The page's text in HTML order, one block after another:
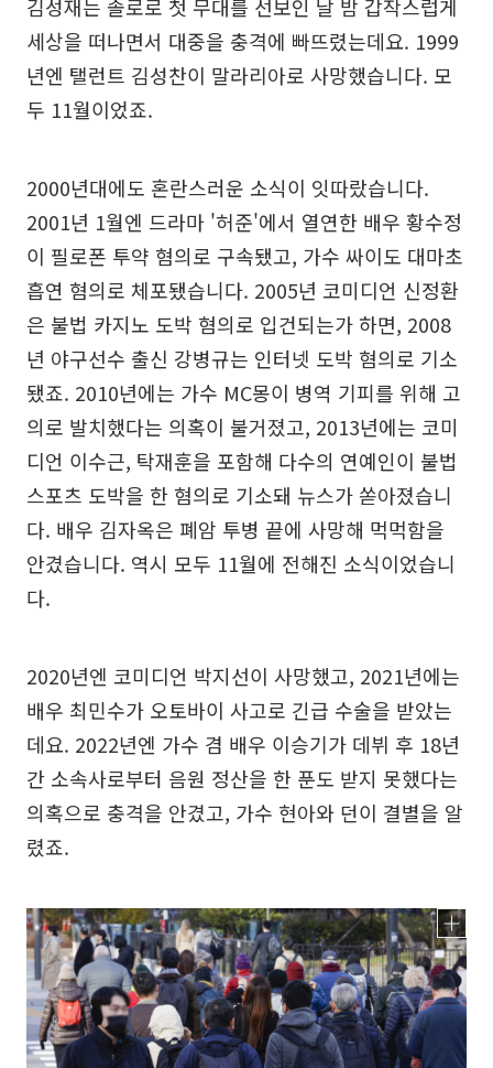
김성재는 솔로로 첫 무대를 선보인 날 밤 갑작스럽게
세상을 떠나면서 대중을 충격에 빠뜨렸는데요. 1999
년엔 탤런트 김성찬이 말라리아로 사망했습니다. 모
두 11월이었죠.
2000년대에도 혼란스러운 소식이 잇따랐습니다.
2001년 1월엔 드라마 '허준'에서 열연한 배우 황수정
이 필로폰 투약 혐의로 구속됐고, 가수 싸이도 대마초
흡연 혐의로 체포됐습니다. 2005년 코미디언 신정환
은 불법 카지노 도박 혐의로 입건되는가 하면, 2008
년 야구선수 출신 강병규는 인터넷 도박 혐의로 기소
됐죠. 2010년에는 가수 MC몽이 병역 기피를 위해 고
의로 발치했다는 의혹이 불거졌고, 2013년에는 코미
디언 이수근, 탁재훈을 포함해 다수의 연예인이 불법
스포츠 도박을 한 혐의로 기소돼 뉴스가 쏟아졌습니
다. 배우 김자옥은 폐암 투병 끝에 사망해 먹먹함을
안겼습니다. 역시 모두 11월에 전해진 소식이었습니
다.
2020년엔 코미디언 박지선이 사망했고, 2021년에는
배우 최민수가 오토바이 사고로 긴급 수술을 받았는
데요. 2022년엔 가수 겸 배우 이승기가 데뷔 후 18년
간 소속사로부터 음원 정산을 한 푼도 받지 못했다는
의혹으로 충격을 안겼고, 가수 현아와 던이 결별을 알
렸죠.